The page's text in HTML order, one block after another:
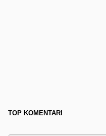
TOP KOMENTARI